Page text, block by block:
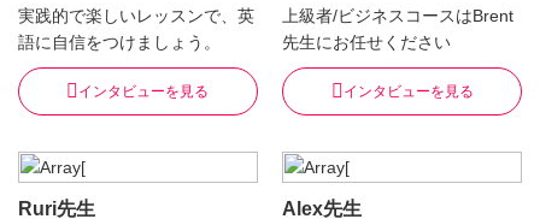
実践的で楽しいレッスンで、英
語に自信をつけましょう。
インタビューを見る
上級者/ビジネスコースはBrent
先生にお任せください
インタビューを見る
Ruri先生 Alex先生